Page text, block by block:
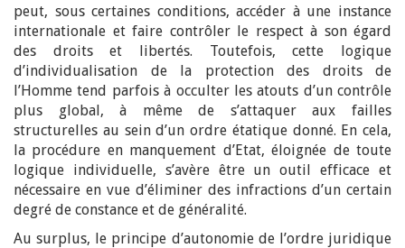
peut, sous certaines conditions, accéder à une instance
internationale et faire contrôler le respect à son égard
des droits et libertés. Toutefois, cette logique
d’individualisation de la protection des droits de
l’Homme tend parfois à occulter les atouts d’un contrôle
plus global, à même de s’attaquer aux failles
structurelles au sein d’un ordre étatique donné. En cela,
la procédure en manquement d’Etat, éloignée de toute
logique individuelle, s’avère être un outil efficace et
nécessaire en vue d’éliminer des infractions d’un certain
degré de constance et de généralité.
Au surplus, le principe d’autonomie de l’ordre juridique